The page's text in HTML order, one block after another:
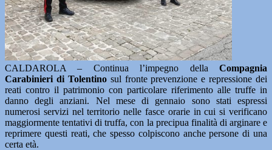
CALDAROLA – Continua l’impegno della Compagnia
Carabinieri di Tolentinosul fronte prevenzione e repressione dei
reati contro il patrimonio con particolare riferimento alle truffe in
danno degli anziani. Nel mese di gennaio sono stati espressi
numerosi servizi nel territorio nelle fasce orarie in cui si verificano
maggiormente tentativi di truffa, con la precipua finalità di arginare e
reprimere questi reati, che spesso colpiscono anche persone di una
certa età.